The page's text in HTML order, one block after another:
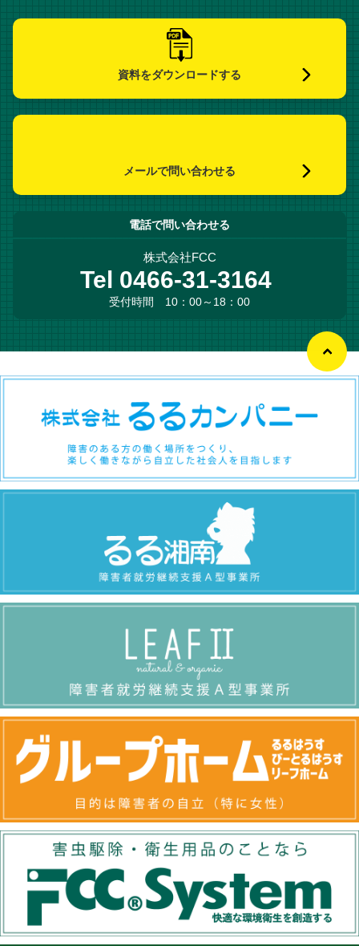
資料をダウンロードする
メールで問い合わせる
電話で問い合わせる
株式会社FCC
Tel 0466-31-3164
受付時間 10：00～18：00